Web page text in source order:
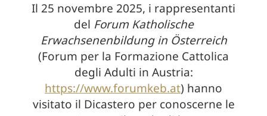
Il 25 novembre 2025, i rappresentanti
del Forum Katholische
Erwachsenenbildung in Österreich
(Forum per la Formazione Cattolica
degli Adulti in Austria:
https://www.forumkeb.at) hanno
visitato il Dicastero per conoscerne le